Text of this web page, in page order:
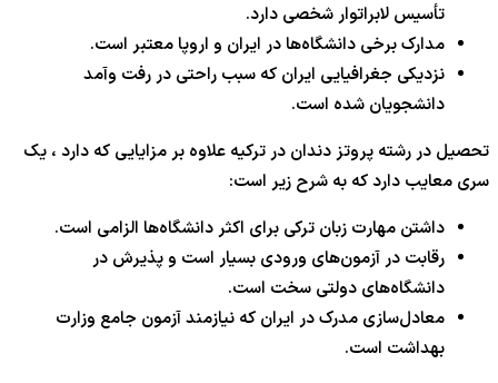
تأسیس لابراتوار شخصی دارد.
مدارک برخی دانشگاه‌ها در ایران و اروپا معتبر است.
نزدیکی جغرافیایی ایران که سبب راحتی در رفت وآمد
دانشجویان شده است.
تحصیل در رشته پروتز دندان در ترکیه علاوه بر مزایایی که دارد ، یک
سری معایب دارد که به شرح زیر است:
داشتن مهارت زبان ترکی برای اکثر دانشگاه‌ها الزامی است.
رقابت در آزمون‌های ورودی بسیار است و پذیرش در
دانشگاه‌های دولتی سخت است.
معادل‌سازی مدرک در ایران که نیازمند آزمون جامع وزارت
بهداشت است.